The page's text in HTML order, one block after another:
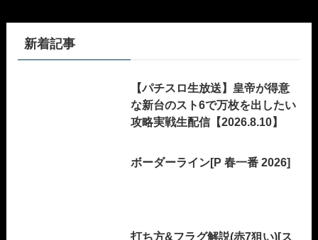
新着記事
【パチスロ生放送】皇帝が得意
な新台のスト6で万枚を出したい
攻略実戦生配信【2026.8.10】
ボーダーライン[P 春一番 2026]
打ち方&フラグ解説(赤7狙い)[ス